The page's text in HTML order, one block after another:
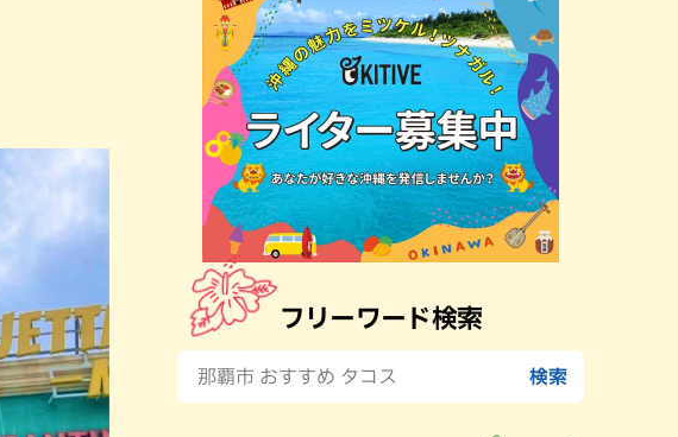
フリーワード検索